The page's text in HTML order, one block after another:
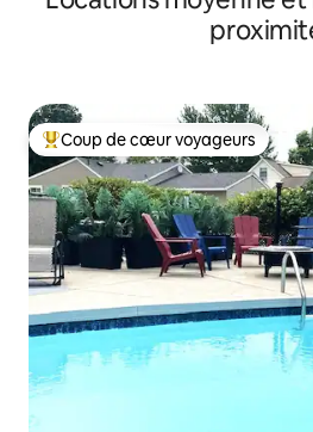
Coups de cœur voyageurs les plus
Coup de cœur voyageurs